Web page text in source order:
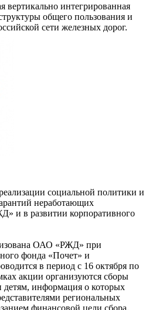
вертикально интегрированная
общего пользования и
сети железных дорог.
социальной политики и
неработающих
и в развитии корпоративного
ОАО «РЖД» при
фонда «Почет» и
в период с 16 октября по
акции организуются сборы
детям, информация о которых
региональных
финансовой цели сбора.